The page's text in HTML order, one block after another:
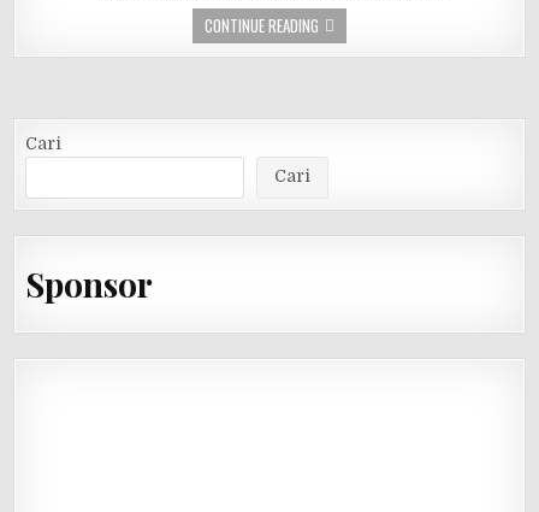
CONTINUE READING
Cari
Cari
Sponsor